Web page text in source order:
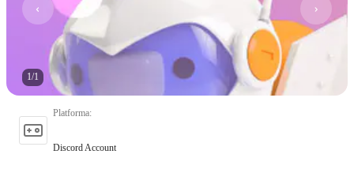
1/1
Platforma:
Discord Account